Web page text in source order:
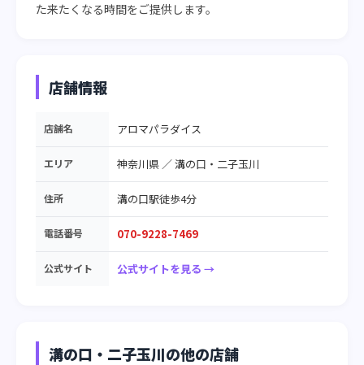
た来たくなる時間をご提供します。
店舗情報
店舗名 アロマパラダイス
エリア 神奈川県 ／溝の口・二子玉川
住所 溝の口駅徒歩4分
電話番号 070-9228-7469
公式サイト 公式サイトを見る →
溝の口・二子玉川の他の店舗